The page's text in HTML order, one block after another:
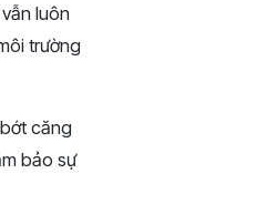
luôn
trường
căng
bảo sự